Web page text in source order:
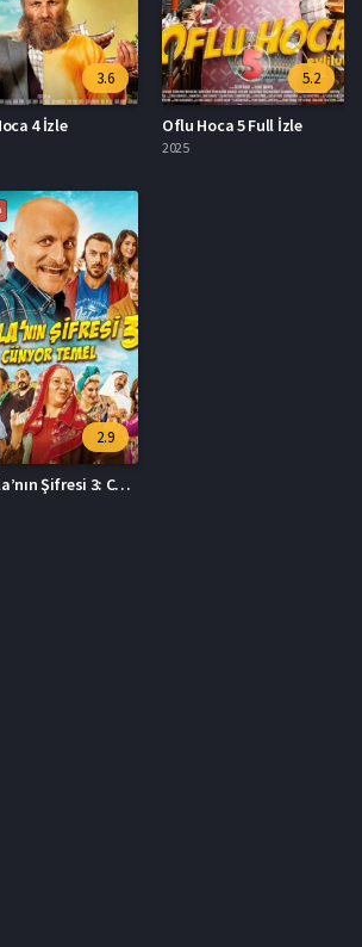
3.6
4 İzle
5.2
Oflu Hoca 5 Full İzle
2025
2.9
Sümela’nın Şifresi 3: Cünyor Temel Full HD İzle